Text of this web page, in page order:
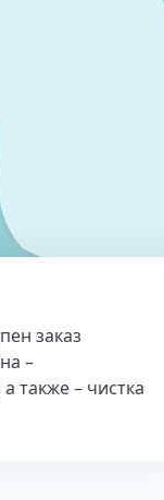
заказ
–
также – чистка